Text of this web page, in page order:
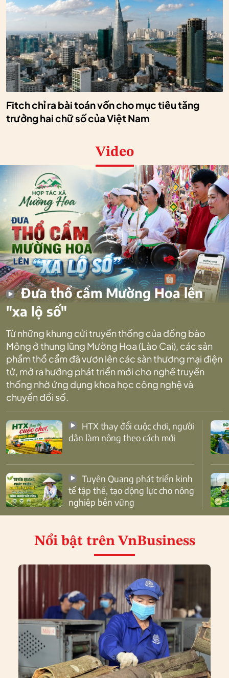
Fitch chỉ ra bài toán vốn cho mục tiêu tăng
trưởng hai chữ số của Việt Nam
Video
Đưa thổ cẩm Mường Hoa lên
"xa lộ số"
Từ những khung cửi truyền thống của đồng bào
Mông ở thung lũng Mường Hoa (Lào Cai), các sản
phẩm thổ cẩm đã vươn lên các sàn thương mại điện
tử, mở ra hướng phát triển mới cho nghề truyền
thống nhờ ứng dụng khoa học công nghệ và
chuyển đổi số.
dân làm nông theo cách mới
tế tập thể, tạo động lực cho nông
nghiệp bền vững
Nổi bật trên VnBusiness